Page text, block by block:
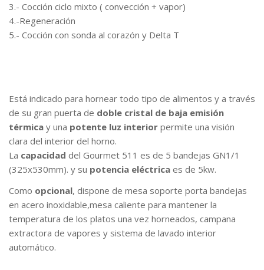
3.- Cocción ciclo mixto ( convección + vapor)
4.-Regeneración
5.- Cocción con sonda al corazón y Delta T
Está indicado para hornear todo tipo de alimentos y a través
de su gran puerta de doble cristal de baja emisión
térmica y una potente luz interior permite una visión
clara del interior del horno.
La capacidad del Gourmet 511 es de 5 bandejas GN1/1
(325x530mm). y su potencia eléctrica es de 5kw.
Como opcional, dispone de mesa soporte porta bandejas
en acero inoxidable,mesa caliente para mantener la
temperatura de los platos una vez horneados, campana
extractora de vapores y sistema de lavado interior
automático.